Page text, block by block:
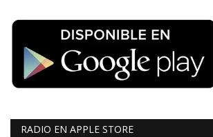
RADIO EN APPLE STORE